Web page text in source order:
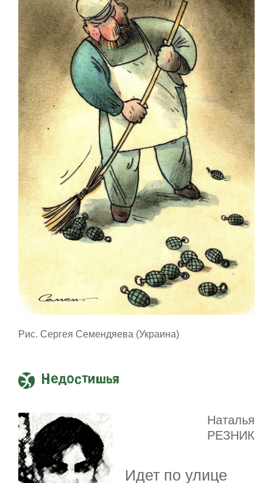
Рис. Сергея Семендяева (Украина)
Недостишья
Наталья
РЕЗНИК
Идет по улице